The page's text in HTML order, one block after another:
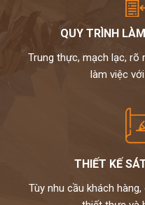
QUY TRÌNH
Trung thực, mạch lạc, rõ
làm việc
THIẾT KẾ
Tùy nhu cầu khách